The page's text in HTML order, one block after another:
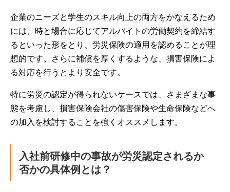
企業のニーズと学生のスキル向上の両方をかなえるため
には、時と場合に応じてアルバイトの労働契約を締結す
るといった形をとり、労災保険の適用を認めることが理
想的です。さらに補償を厚くするような、損害保険によ
る対応を行うとより安全です。
特に労災の認定が得られないケースでは、さまざまな事
態を考慮し、損害保険会社の傷害保険や生命保険などへ
の加入を検討することを強くオススメします。
入社前研修中の事故が労災認定されるか
否かの具体例とは？